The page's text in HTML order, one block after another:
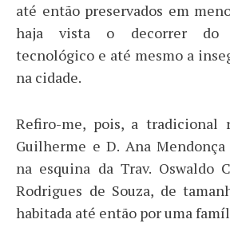
até então preservados em
haja vista o decorrer do
tecnológico e até mesmo a
na cidade.
Refiro-me, pois, a tradicional
Guilherme e D. Ana
na esquina da Trav. Oswaldo
Rodrigues de Souza, de
habitada até então por uma